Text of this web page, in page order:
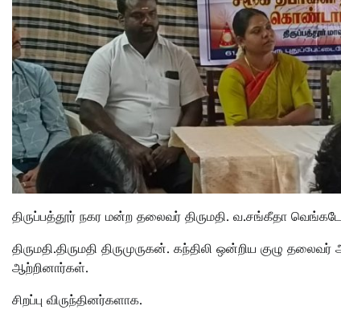
திருப்பத்தூர் நகர மன்ற தலைவர் திருமதி. வ.சங்கீதா
திருமதி.திருமதி திருமுருகன். கந்திலி ஒன்றிய குழு
ஆற்றினார்கள்.
சிறப்பு விருந்தினர்களாக.